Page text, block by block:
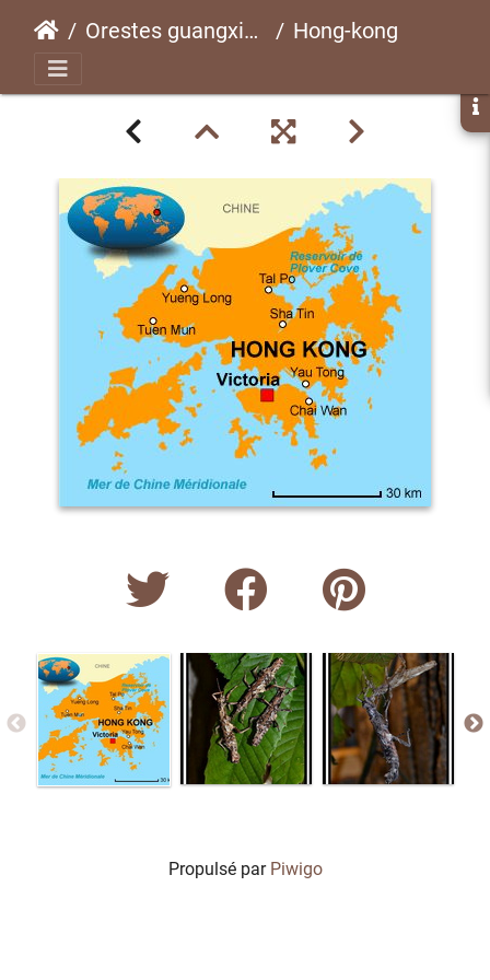
Orestes guangxiensispsg 248 CLP017 Hong-kong
Propulsé par Piwigo